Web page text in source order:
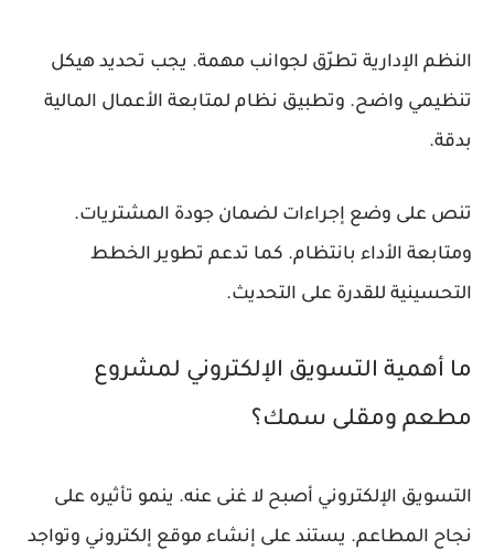
النظم الإدارية تطرّق لجوانب مهمة. يجب تحديد هيكل
تنظيمي واضح. وتطبيق نظام لمتابعة الأعمال المالية
بدقة.
تنص على وضع إجراءات لضمان جودة المشتريات.
ومتابعة الأداء بانتظام. كما تدعم تطوير الخطط
التحسينية للقدرة على التحديث.
ما أهمية التسويق الإلكتروني لمشروع
مطعم ومقلى سمك؟
التسويق الإلكتروني أصبح لا غنى عنه. ينمو تأثيره على
نجاح المطاعم. يستند على إنشاء موقع إلكتروني وتواجد